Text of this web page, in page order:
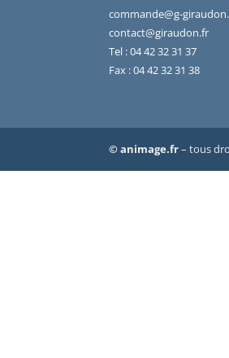
commande@g-
contact@giraudon.fr
Tel :04 42 32 31 37
Fax : 04 42 32 31 38
© animage.fr– tous